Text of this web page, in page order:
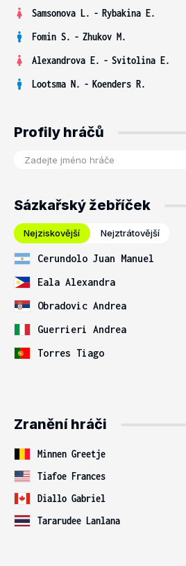
Samsonova L. - Rybakina E.
Fomin S. - Zhukov M.
Alexandrova E. - Svitolina E.
Lootsma N. - Koenders R.
Profily hráčů
Sázkařský žebříček
Nejziskovější Nejztrátovější
Cerundolo Juan Manuel
Eala Alexandra
Obradovic Andrea
Guerrieri Andrea
Torres Tiago
Zranění hráči
Minnen Greetje
Tiafoe Frances
Diallo Gabriel
Tararudee Lanlana